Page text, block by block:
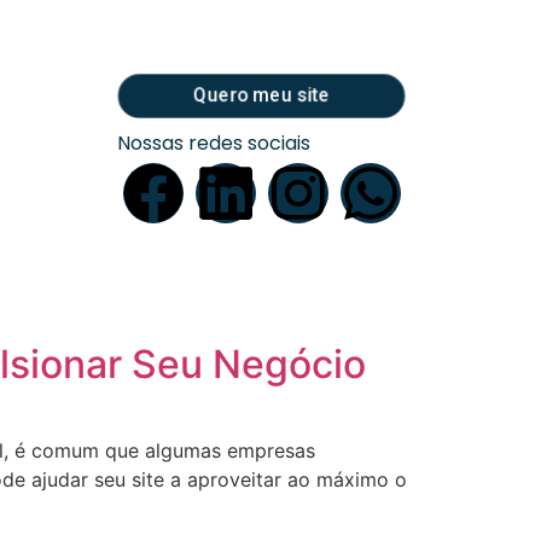
Quero meu site
Nossas redes sociais
Seu Negócio
é comum que algumas empresas
ajudar seu site a aproveitar ao máximo o